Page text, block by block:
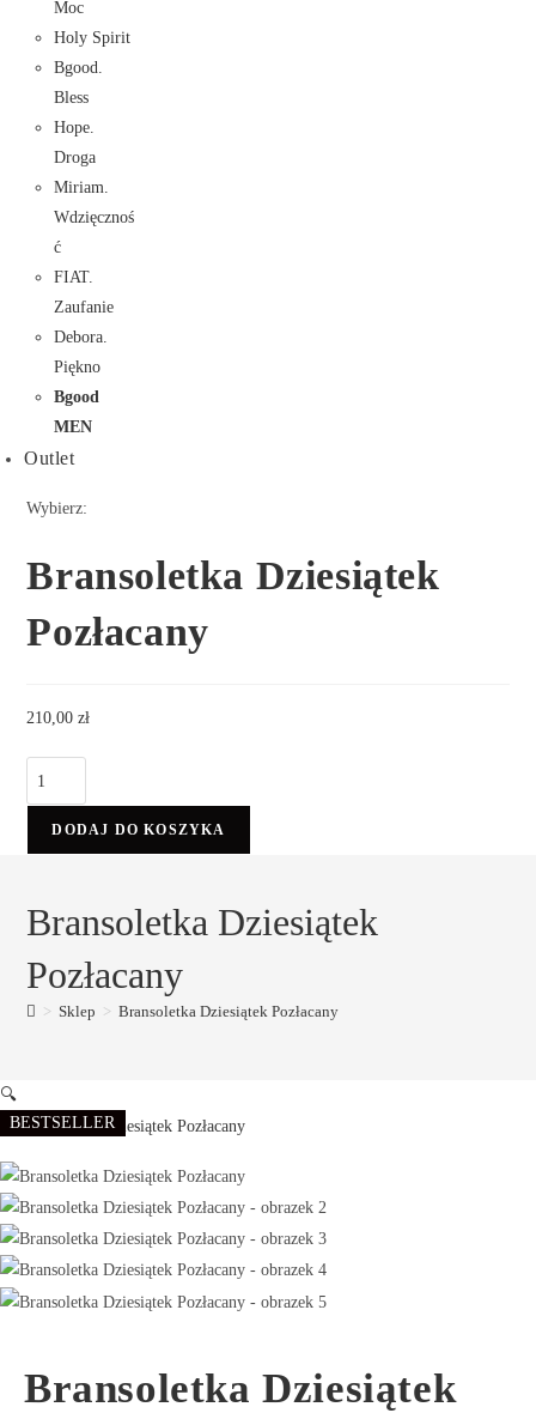
Moc
Holy Spirit
Bgood.
Bless
Hope.
Droga
Miriam.
Wdzięcznoś
ć
FIAT.
Zaufanie
Debora.
Piękno
Bgood
MEN
Outlet
Wybierz:
Bransoletka Dziesiątek
Pozłacany
210,00zł
DODAJ DO KOSZYKA
Bransoletka Dziesiątek
Pozłacany
> Sklep > Bransoletka Dziesiątek Pozłacany
🔍
BESTSELLER
Bransoletka Dziesiątek